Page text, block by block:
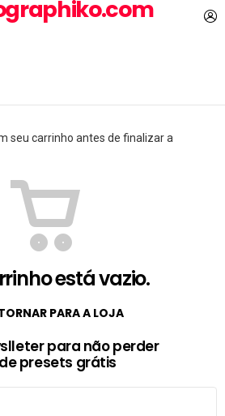
seu carrinho antes de finalizar a
está vazio.
PARA A LOJA
para não perder
presets grátis